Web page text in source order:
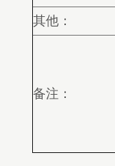
其他：
备注：